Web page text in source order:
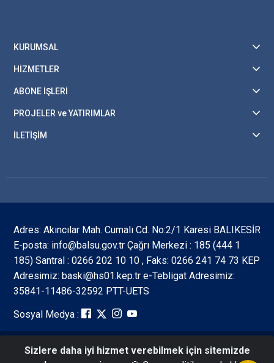
KURUMSAL
HİZMETLER
ABONE İŞLERİ
PROJELER ve YATIRIMLAR
İLETİŞİM
Adres: Akıncılar Mah. Cumalı Cd. No:2/1 Karesi BALIKESİR
E-posta: info@balsu.gov.tr Çağrı Merkezi : 185 (444 1
185) Santral : 0266 202 10 10 , Faks: 0266 241 74 73 KEP
Adresimiz: baski@hs01.kep.tr e-Tebligat Adresimiz:
35841-11486-32592 PTT-UETS
Sosyal Medya :
Tüm Hakları Saklıdır ©2026 Balıkesir Su ve Kanalizasyon
Sizlere daha iyi hizmet verebilmek için sitemizde